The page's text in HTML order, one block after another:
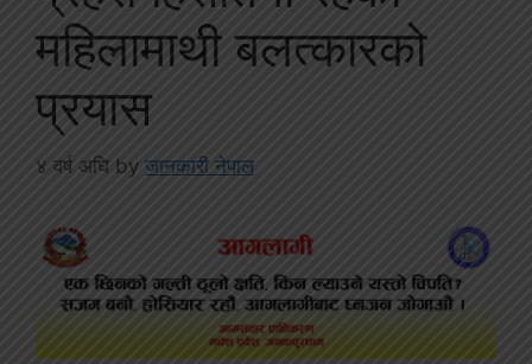
महिलामाथी बलत्कारको
प्रयास
४ वर्ष अघि by जानकारी नेपाल